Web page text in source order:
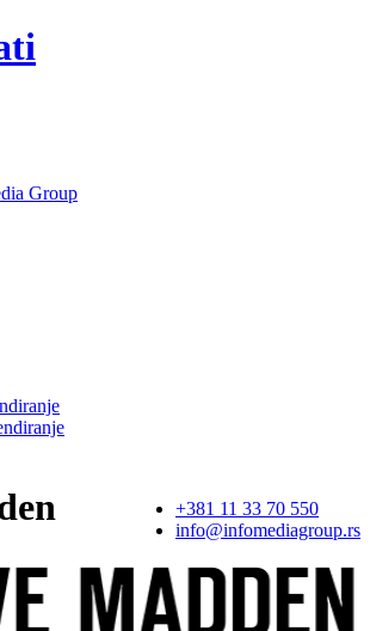
Group
+381 11 33 70 550
info@infomediagroup.rs